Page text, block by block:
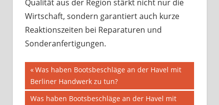
Qualität aus der Region stärkt nicht nur die
Wirtschaft, sondern garantiert auch kurze
Reaktionszeiten bei Reparaturen und
Sonderanfertigungen.
Beitragsnavigation
Vorheriger
Beitrag:
Was haben Bootsbeschläge an der Havel mit
Berliner Handwerk zu tun?
Nächster
Was haben Bootsbeschläge an der Havel mit